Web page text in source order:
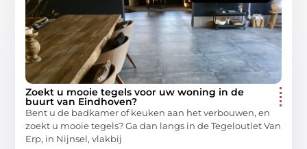
Zoekt u mooie tegels voor uw woning in de
buurt van Eindhoven?
Bent u de badkamer of keuken aan het verbouwen, en
zoekt u mooie tegels? Ga dan langs in de Tegeloutlet Van
Erp, in Nijnsel, vlakbij